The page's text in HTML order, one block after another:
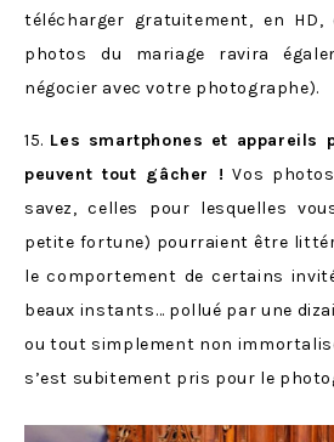
télécharger gratuitement, en
photos du mariage ravira
négocier avec votre photographe).
15. Les smartphones et appareils
peuvent tout gâcher ! Vos
savez, celles pour lesquelles
petite fortune) pourraient être
le comportement de certains
beaux instants… pollué par une
ou tout simplement non
s’est subitement pris pour le